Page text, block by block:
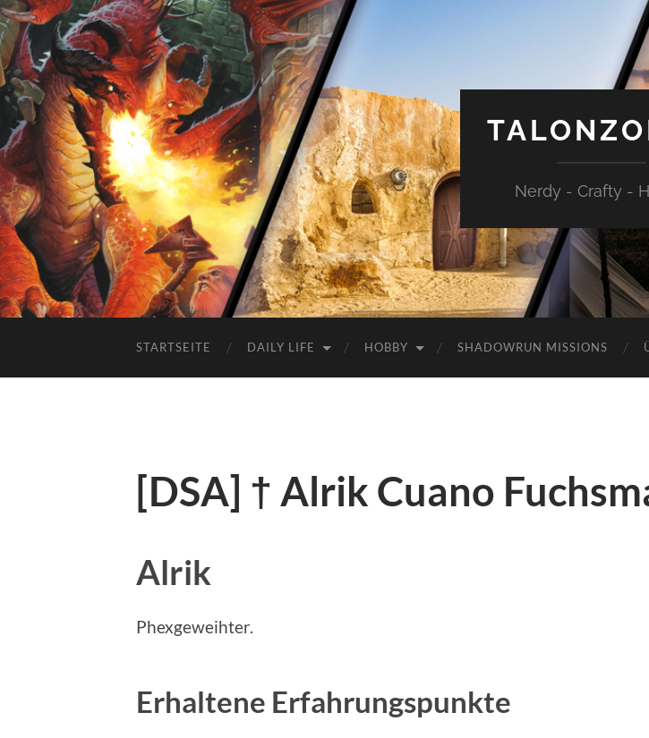
Nerdy - Crafty -
STARTSEITE DAILY LIFE HOBBY SHADOWRUN MISSIONS
[DSA] † Alrik Cuano
Alrik
Phexgeweihter.
Erhaltene Erfahrungspunkte